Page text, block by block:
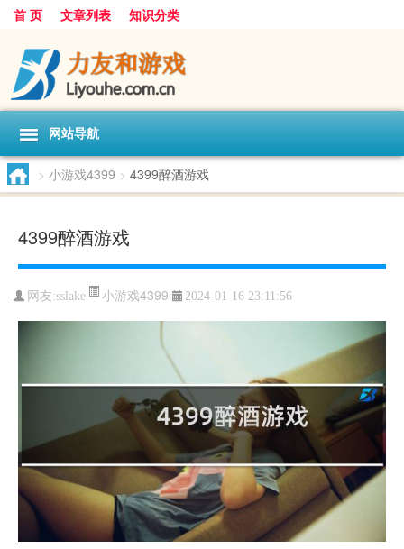
首 页 文章列表 知识分类
网站导航
> 小游戏4399 > 4399醉酒游戏
4399醉酒游戏
网友:sslake 小游戏4399 2024-01-16 23:11:56